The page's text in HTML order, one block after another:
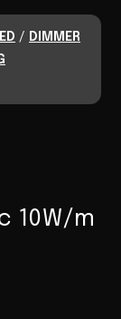
/ DIMMER
10W/m